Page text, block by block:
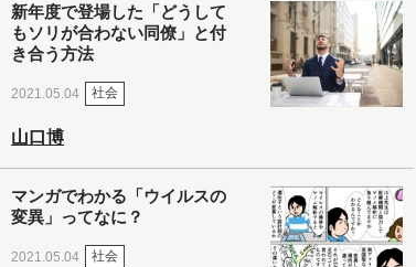
新年度で登場した「どうして
もソリが合わない同僚」と付
き合う方法
2021.05.04 社会
山口博
マンガでわかる「ウイルスの
変異」ってなに？
2021.05.04 社会